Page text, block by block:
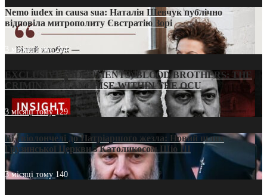
Nemo iudex in causa sua: Наталія Шевчук публічно
відповіла митрополиту Євстратію Зорі
3 місяці тому214
EXCLUSIVE (DOCUMENTS)/BLOOD BROTHERS: THE
CRIMINAL FRANCHISE WITHIN THE OCU
3 місяці тому129
Від віолончелі до Патріаршого жезла: Новий шлях
Грузинської Церкви з Католикосом Шіо III
3 місяці тому 140